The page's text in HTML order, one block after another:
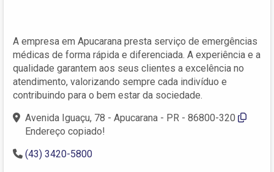
A empresa em Apucarana presta serviço de emergências
médicas de forma rápida e diferenciada. A experiência e a
qualidade garantem aos seus clientes a excelência no
atendimento, valorizando sempre cada indivíduo e
contribuindo para o bem estar da sociedade.
Avenida Iguaçu, 78 - Apucarana - PR - 86800-320
Endereço copiado!
(43) 3420-5800